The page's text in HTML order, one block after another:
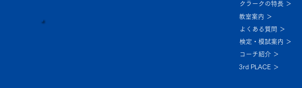
クラークの特長 ＞
教室案内 ＞
よくある質問 ＞
検定・模試案内 ＞
コーチ紹介 ＞
3rd PLACE ＞